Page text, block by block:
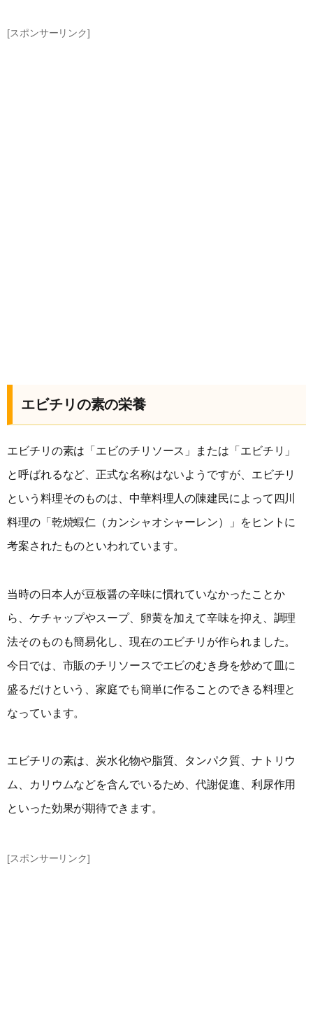
[スポンサーリンク]
エビチリの素の栄養
エビチリの素は「エビのチリソース」または「エビチリ」
と呼ばれるなど、正式な名称はないようですが、エビチリ
という料理そのものは、中華料理人の陳建民によって四川
料理の「乾焼蝦仁（カンシャオシャーレン）」をヒントに
考案されたものといわれています。
当時の日本人が豆板醤の辛味に慣れていなかったことか
ら、ケチャップやスープ、卵黄を加えて辛味を抑え、調理
法そのものも簡易化し、現在のエビチリが作られました。
今日では、市販のチリソースでエビのむき身を炒めて皿に
盛るだけという、家庭でも簡単に作ることのできる料理と
なっています。
エビチリの素は、炭水化物や脂質、タンパク質、ナトリウ
ム、カリウムなどを含んでいるため、代謝促進、利尿作用
といった効果が期待できます。
[スポンサーリンク]